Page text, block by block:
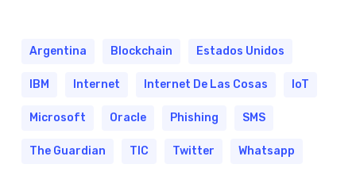
Argentina Blockchain Estados Unidos
IBM Internet Internet De Las Cosas IoT
Microsoft Oracle Phishing SMS
The Guardian TIC Twitter Whatsapp